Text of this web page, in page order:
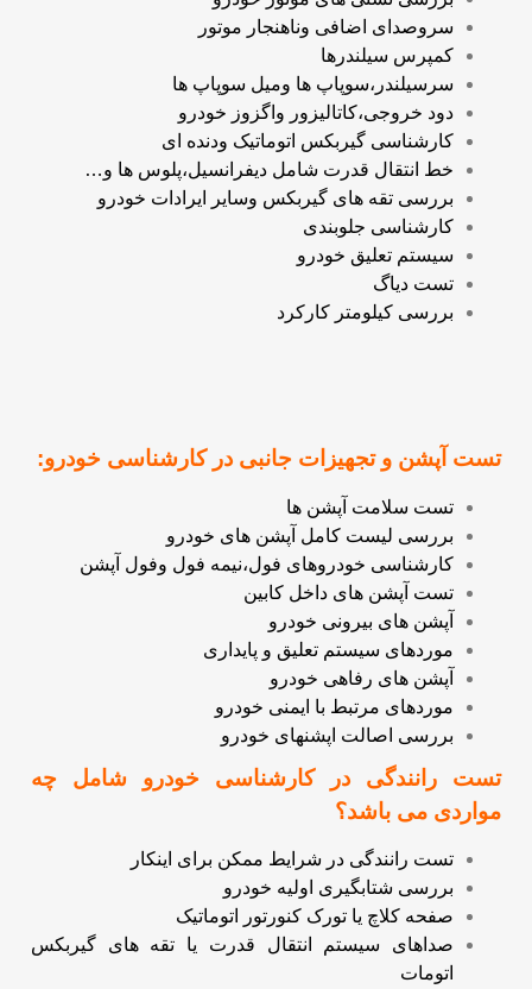
سروصدای اضافی وناهنجار موتور
کمپرس سیلندرها
سرسیلندر،سوپاپ ها ومیل سوپاپ ها
دود خروجی،کاتالیزور واگزوز خودرو
کارشناسی گیربکس اتوماتیک ودنده ای
خط انتقال قدرت شامل دیفرانسیل،پلوس ها و…
بررسی تقه های گیربکس وسایر ایرادات خودرو
کارشناسی جلوبندی
سیستم تعلیق خودرو
تست دیاگ
بررسی کیلومتر کارکرد
تست آپشن و تجهیزات جانبی در کارشناسی خودرو:
تست سلامت آپشن ها
بررسی لیست کامل آپشن های خودرو
کارشناسی خودروهای فول،نیمه فول وفول آپشن
تست آپشن های داخل کابین
آپشن های بیرونی خودرو
موردهای سیستم تعلیق و پایداری
آپشن های رفاهی خودرو
موردهای مرتبط با ایمنی خودرو
بررسی اصالت اپشنهای خودرو
تست رانندگی در کارشناسی خودرو شامل چه
مواردی می باشد؟
تست رانندگی در شرایط ممکن برای اینکار
بررسی شتابگیری اولیه خودرو
صفحه کلاچ یا تورک کنورتور اتوماتیک
صداهای سیستم انتقال قدرت یا تقه های گیربکس
اتومات